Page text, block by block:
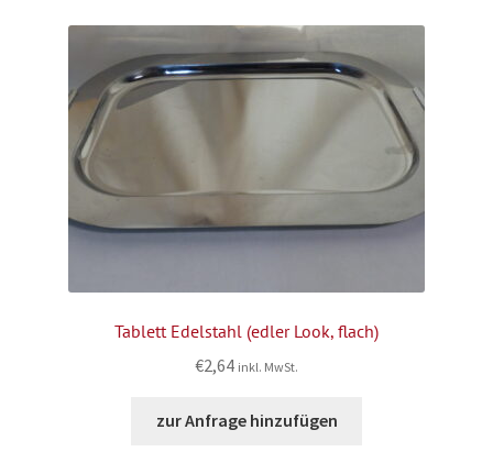
Tablett Edelstahl (edler Look, flach)
€2,64 inkl. MwSt.
zur Anfrage hinzufügen